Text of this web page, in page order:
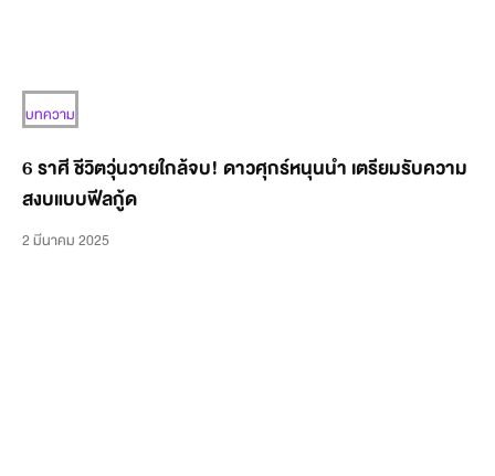
บทความ
6 ราศี ชีวิตวุ่นวายใกล้จบ! ดาวศุกร์หนุนนำ เตรียมรับความ
สงบแบบฟีลกู้ด
2 มีนาคม 2025